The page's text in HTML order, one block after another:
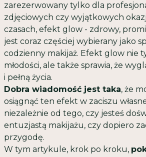
zarezerwowany tylko dla
zdjęciowych czy wyjątkowych
czasach, efekt glow - zdrowy,
jest coraz częściej wybierany jako
codzienny makijaż. Efekt glow nie
młodości, ale także sprawia, że
i pełną życia.
Dobra wiadomość jest taka, że
osiągnąć ten efekt w zaciszu
niezależnie od tego, czy jesteś
entuzjastą makijażu, czy dopiero
przygodę.
W tym artykule, krok po kroku,